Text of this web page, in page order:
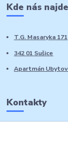
Kde nás
T.G. Masaryka 171
342 01 Sušice
Apartmán
Kontakty